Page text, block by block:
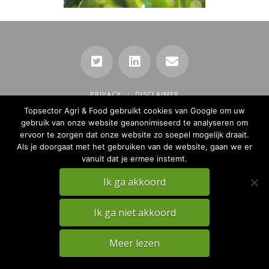
PRIVACY DISCLAIMER
TKI Agri & Food Website
Topsector Agri & Food gebruikt cookies van Google om uw
gebruik van onze website geanonimiseerd te analyseren om
ervoor te zorgen dat onze website zo soepel mogelijk draait.
Als je doorgaat met het gebruiken van de website, gaan we er
vanuit dat je ermee instemt.
Ik ga akkoord
Ik ga niet akkoord
Meer lezen